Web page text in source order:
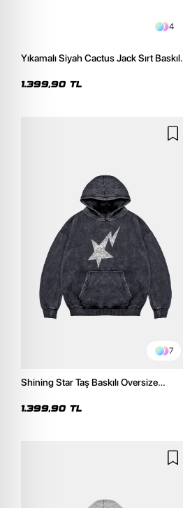
4
Yıkamalı Siyah Cactus Jack Sırt Baskılı
1.399,90 TL
7
Shining Star Taş Baskılı Oversize
1.399,90 TL